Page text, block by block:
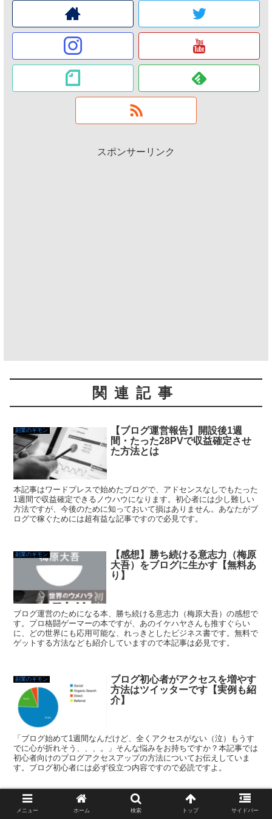
スポンサーリンク
関連記事
副業のギモン
【ブログ運営報告】開設後1週
間・たった28PVで収益確定させ
た方法とは
本記事はワードプレスで始めたブログで、アドセンスなしでもたった
1週間で収益確定できるノウハウになります。初心者には少し難しい
方法ですが、今後のために知っておいて損はありません。あなたがブ
ログで稼ぐためには超有益な記事ですので必見です。
副業のギモン
【感想】勝ち続ける意志力（梅原
大吾）をブログに生かす【無料あ
り】
ブログ運営のためになる本、勝ち続ける意志力（梅原大吾）の感想で
す。プロ格闘ゲーマーの本ですが、あのイケハヤさんも推すぐらい
に、どの世界にも応用可能な、れっきとしたビジネス書です。無料で
ゲットする方法なども紹介していますので本記事は必見です。
副業のギモン
ブログ初心者がアクセスを増やす
方法はツイッターです【実例も紹
介】
「ブログ始めて1週間なんだけど、全くアクセスがない（泣）もうす
でに心が折れそう、、、。」そんな悩みをお持ちですか？本記事では
初心者向けのブログアクセスアップの方法についてお伝えしていま
す。ブログ初心者には必ず役立つ内容ですので必読ですよ。
副業のギモン
スマホでブログ更新は可能だけど
結構キツイ件【iPhoneSEはム
メニュー ホーム 検索 トップ サイドバー